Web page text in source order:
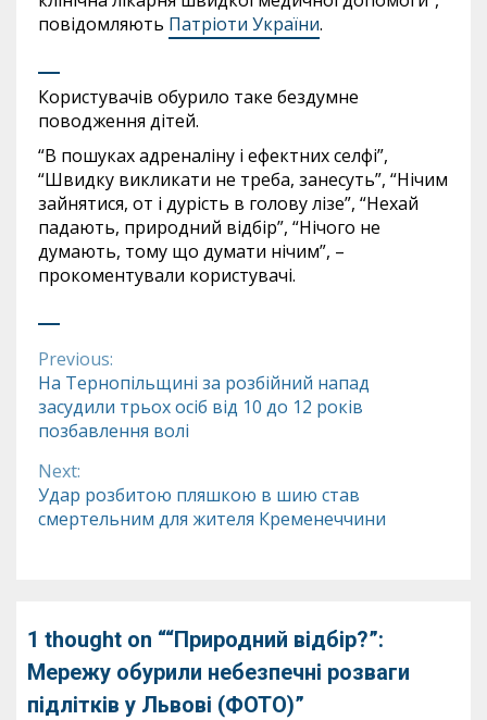
повідомляють Патріоти України.
Користувачів обурило таке бездумне
поводження дітей.
“В пошуках адреналіну і ефектних селфі”,
“Швидку викликати не треба, занесуть”, “Нічим
зайнятися, от і дурість в голову лізе”, “Нехай
падають, природний відбір”, “Нічого не
думають, тому що думати нічим”, –
прокоментували користувачі.
Continue
Reading
Previous:
На Тернопільщині за розбійний напад
засудили трьох осіб від 10 до 12 років
позбавлення волі
Next:
Удар розбитою пляшкою в шию став
смертельним для жителя Кременеччини
1 thought on ““Природний відбір?”:
Мережу обурили небезпечні розваги
підлітків у Львові (ФОТО)”